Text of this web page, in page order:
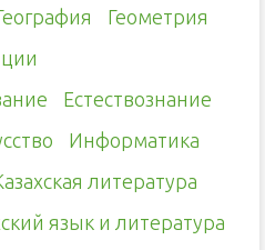
Геометрия
Естествознание
Информатика
литература
язык и литература